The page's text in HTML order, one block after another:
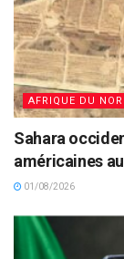
AFRIQUE DU
Sahara
américaines
01/08/2026